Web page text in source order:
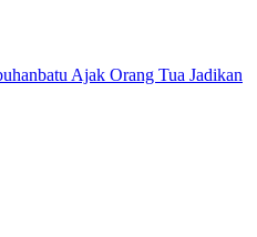
Ajak Orang Tua Jadikan